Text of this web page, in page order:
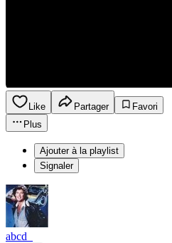
Like Partager
Favori
Plus
Ajouter à la playlist
Signaler
abcd_